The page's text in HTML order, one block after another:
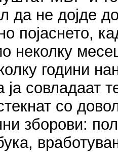
да не дојде
појаснето,
неколку
години
совладаат
со
зборови: